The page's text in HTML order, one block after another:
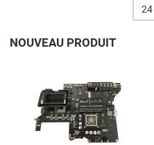
24
NOUVEAU PRODUIT